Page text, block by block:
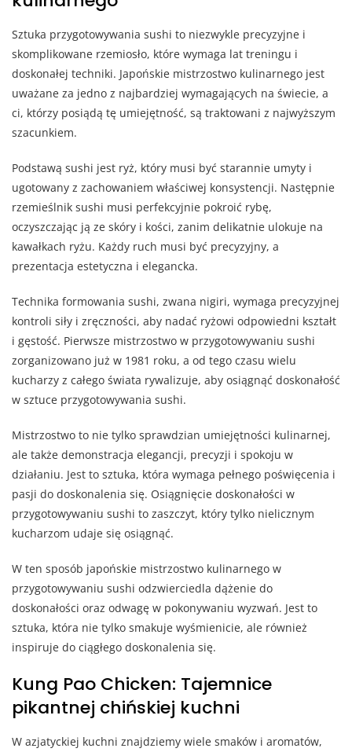
Sztuka przygotowywania sushi to niezwykle precyzyjne i
skomplikowane rzemiosło, które wymaga lat treningu i
doskonałej techniki. Japońskie mistrzostwo kulinarnego jest
uważane za jedno z najbardziej wymagających na świecie, a
ci, którzy posiądą tę umiejętność, są traktowani z najwyższym
szacunkiem.
Podstawą sushi jest ryż, który musi być starannie umyty i
ugotowany z zachowaniem właściwej konsystencji. Następnie
rzemieślnik sushi musi perfekcyjnie pokroić rybę,
oczyszczając ją ze skóry i kości, zanim delikatnie ulokuje na
kawałkach ryżu. Każdy ruch musi być precyzyjny, a
prezentacja estetyczna i elegancka.
Technika formowania sushi, zwana nigiri, wymaga precyzyjnej
kontroli siły i zręczności, aby nadać ryżowi odpowiedni kształt
i gęstość. Pierwsze mistrzostwo w przygotowywaniu sushi
zorganizowano już w 1981 roku, a od tego czasu wielu
kucharzy z całego świata rywalizuje, aby osiągnąć doskonałość
w sztuce przygotowywania sushi.
Mistrzostwo to nie tylko sprawdzian umiejętności kulinarnej,
ale także demonstracja elegancji, precyzji i spokoju w
działaniu. Jest to sztuka, która wymaga pełnego poświęcenia i
pasji do doskonalenia się. Osiągnięcie doskonałości w
przygotowywaniu sushi to zaszczyt, który tylko nielicznym
kucharzom udaje się osiągnąć.
W ten sposób japońskie mistrzostwo kulinarnego w
przygotowywaniu sushi odzwierciedla dążenie do
doskonałości oraz odwagę w pokonywaniu wyzwań. Jest to
sztuka, która nie tylko smakuje wyśmienicie, ale również
inspiruje do ciągłego doskonalenia się.
Kung Pao Chicken: Tajemnice
pikantnej chińskiej kuchni
W azjatyckiej kuchni znajdziemy wiele smaków i aromatów,